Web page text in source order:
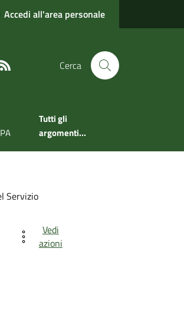
Accedi all'area personale
Cerca
Tutti gli
argomenti...
Servizio
Vedi
azioni